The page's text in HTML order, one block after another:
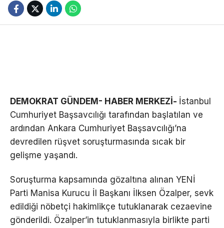
DEMOKRAT GÜNDEM- HABER MERKEZİ- İstanbul
Cumhuriyet Başsavcılığı tarafından başlatılan ve
ardından Ankara Cumhuriyet Başsavcılığı’na
devredilen rüşvet soruşturmasında sıcak bir
gelişme yaşandı.
Soruşturma kapsamında gözaltına alınan YENİ
Parti Manisa Kurucu İl Başkanı İlksen Özalper, sevk
edildiği nöbetçi hakimlikçe tutuklanarak cezaevine
gönderildi. Özalper’in tutuklanmasıyla birlikte parti